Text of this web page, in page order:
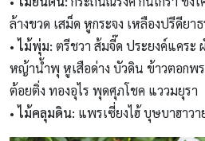
ล้างขวด เสม็ด หูกระจง เหลืองปรีดียาธ
• ไม้พุ่ม: ตรีชวา ส้มจี๊ด ประยงค์แคระ
หญ้าน้ำพุ หูเสือด่าง บัวดิน ข้าวตอกพร
ต้อยติ่ง ทองอุไร พุดศุภโชค แววมยุรา
• ไม้คลุมดิน: แพรเซี่ยงไฮ้ บุษบาฮาวา